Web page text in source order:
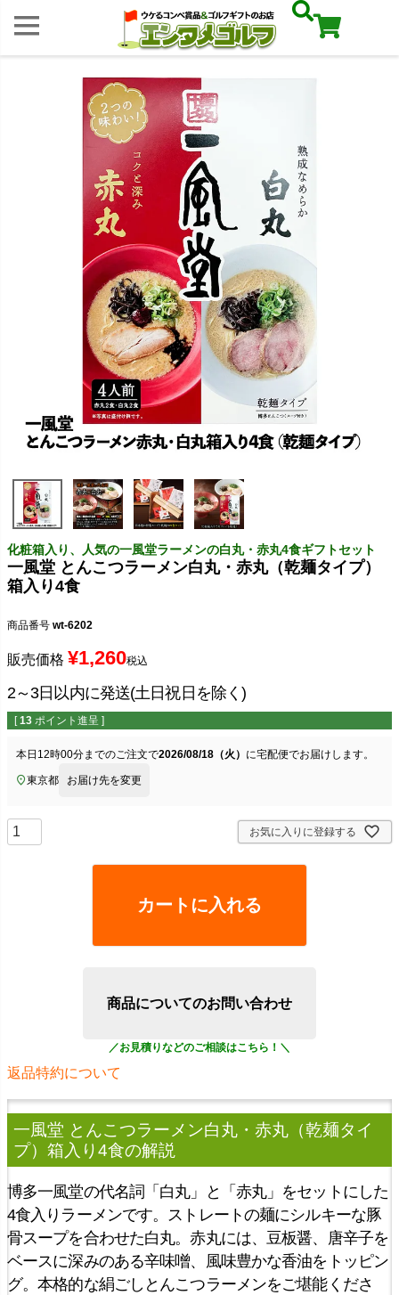
化粧箱入り、人気の一風堂ラーメンの白丸・赤丸4食ギフトセット
一風堂 とんこつラーメン白丸・赤丸（乾麺タイプ）
箱入り4食
商品番号 wt-6202
販売価格 ¥1,260税込
2～3日以内に発送(土日祝日を除く)
[ 13 ポイント進呈 ]
本日 12時00分までのご注文で2026/08/18（火） に宅配便でお届けします。
東京都 お届け先を変更
お気に入りに登録する
カートに入れる
商品についてのお問い合わせ
返品特約について
一風堂 とんこつラーメン白丸・赤丸（乾麺タイ
プ）箱入り4食の解説
博多一風堂の代名詞「白丸」と「赤丸」をセットにした
4食入りラーメンです。ストレートの麺にシルキーな豚
骨スープを合わせた白丸。赤丸には、豆板醤、唐辛子を
ベースに深みのある辛味噌、風味豊かな香油をトッピン
グ。本格的な絹ごしとんこつラーメンをご堪能くださ